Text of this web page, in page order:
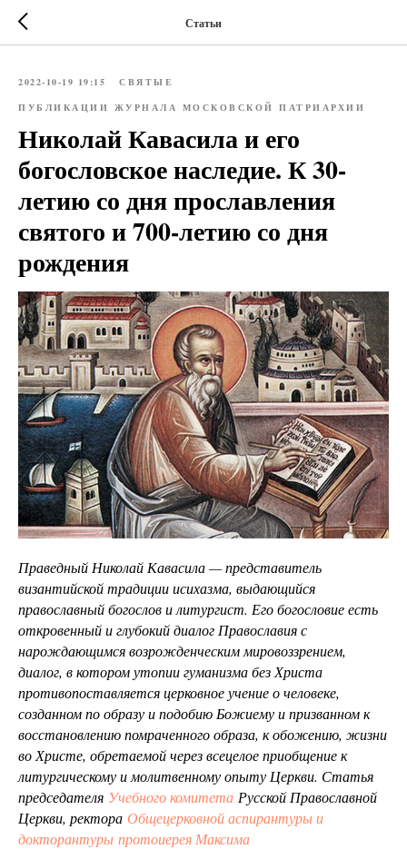
Статьи
2022-10-19 19:15
СВЯТЫЕ
ПУБЛИКАЦИИ ЖУРНАЛА МОСКОВСКОЙ ПАТРИАРХИИ
Николай Кавасила и его
богословское наследие. К 30-
летию со дня прославления
святого и 700-летию со дня
рождения
Праведный Николай Кавасила — представитель
византийской традиции исихазма, выдающийся
православный богослов и литургист. Его богословие есть
откровенный и глубокий диалог Православия с
нарождающимся возрожденческим мировоззрением,
диалог, в котором утопии гуманизма без Христа
противопоставляется церковное учение о человеке,
созданном по образу и подобию Божиему и призванном к
восстановлению помраченного образа, к обожению, жизни
во Христе, обретаемой через всецелое приобщение к
литургическому и молитвенному опыту Церкви. Статья
председателя Учебного комитета Русской Православной
Церкви, ректора Общецерковной аспирантуры и
докторантуры протоиерея Максима